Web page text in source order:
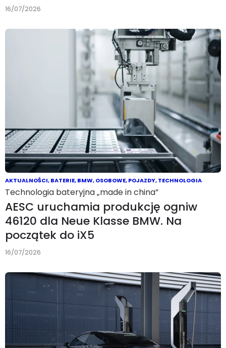
16/07/2026
AKTUALNOŚCI,BATERIE,BMW,OSOBOWE,POJAZDY,TECHNOLOGIA
Technologia bateryjna „made in china”
AESC uruchamia produkcję ogniw
46120 dla Neue Klasse BMW. Na
początek do iX5
16/07/2026